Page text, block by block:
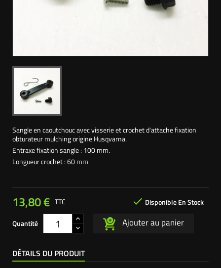
Sangle en caoutchouc avec visserie et crochet d'attache fixation
obturateur mulching origine Husqvarna.
Entraxe fixation sangle : 100 mm.
Longueur crochet : 60 mm
13,80 €  Disponible En Stock
TTC
Quantité Ajouter au panier
DÉTAILS DU PRODUIT